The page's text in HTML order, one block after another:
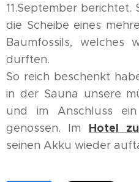
11.September
die Scheibe eines
Baumfossils,
durften.
So reich beschenkt
in der Sauna unsere
und im Anschluss
genossen. Im Hotel
seinen Akku wieder